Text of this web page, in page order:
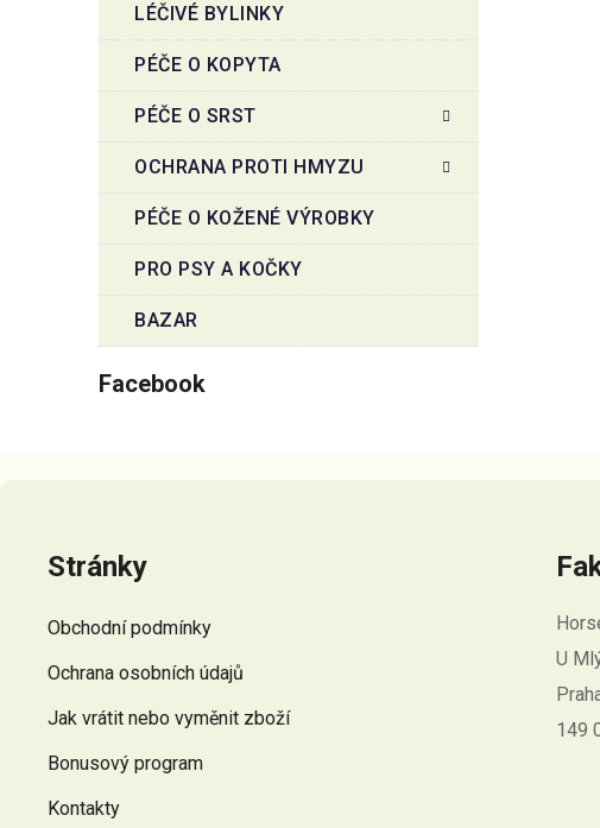
LÉČIVÉ BYLINKY
PÉČE O KOPYTA
PÉČE O SRST
OCHRANA PROTI HMYZU
PÉČE O KOŽENÉ VÝROBKY
PRO PSY A KOČKY
BAZAR
Facebook
Stránky
Obchodní podmínky
Ochrana osobních údajů
Jak vrátit nebo vyměnit zboží
Bonusový program
Kontakty
U
149